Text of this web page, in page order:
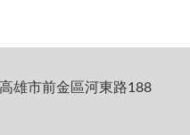
雄市前金區河東路188